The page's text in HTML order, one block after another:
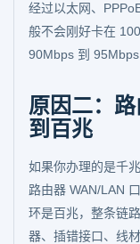
经过以太网、
般不会刚好卡在
90Mbps 到 95Mbps
原因二：
到百兆
如果你办理的是千
路由器 WAN/LAN
环是百兆，整条链
器、插错接口、线